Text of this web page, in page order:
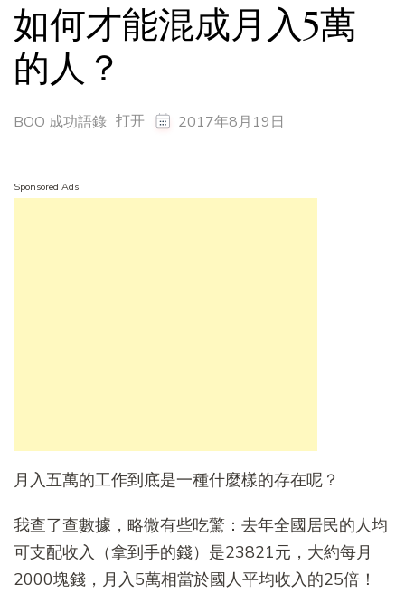
如何才能混成月入5萬
的人？
BOO 成功語錄 打开 2017年8月19日
Sponsored Ads
月入五萬的工作到底是一種什麼樣的存在呢？
我查了查數據，略微有些吃驚：去年全國居民的人均
可支配收入（拿到手的錢）是23821元，大約每月
2000塊錢，月入5萬相當於國人平均收入的25倍！